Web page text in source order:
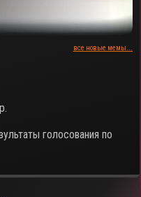
все новые мемы...
р.
голосования по